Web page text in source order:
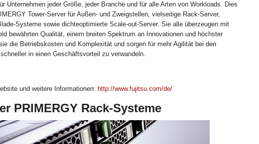
Unternehmen jeder Größe, jeder Branche und für alle Arten von Workloads. Dies
Tower-Server für Außen- und Zweigstellen, vielseitige Rack-Server,
Systeme sowie dichteoptimierte Scale-out-Server. Sie alle überzeugen mit
bewährten Qualität, einem breiten Spektrum an Innovationen und höchster
die Betriebskosten und Komplexität und sorgen für mehr Agilität bei den
in einen Geschäftsvorteil zu verwandeln.
und weitere Informationen: http://www.fujitsu.com/de/
PRIMERGY Rack-Systeme